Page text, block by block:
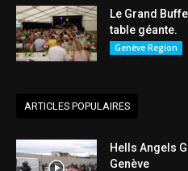
Le Grand
table géante.
Genève Region
ARTICLES POPULAIRES
Hells Angels
Genève